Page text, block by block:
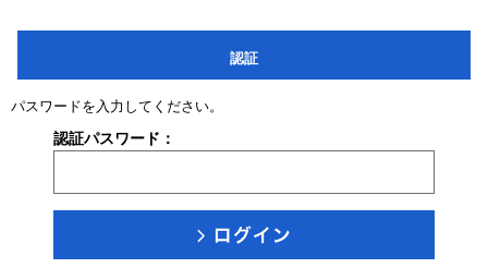
認証
パスワードを入力してください。
認証パスワード：